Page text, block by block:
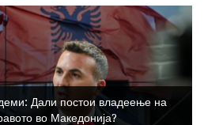
Дали постои владеење на
во Македонија?